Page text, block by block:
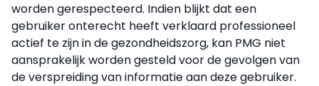
worden gerespecteerd. Indien blijkt dat een
gebruiker onterecht heeft verklaard professioneel
actief te zijn in de gezondheidszorg, kan PMG niet
aansprakelijk worden gesteld voor de gevolgen van
de verspreiding van informatie aan deze gebruiker.